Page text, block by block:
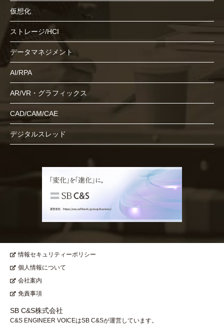
仮想化
ストレージ/HCI
データマネジメント
AI/RPA
AR/VR・グラフィックス
CAD/CAM/CAE
デジタルスレッド
情報セキュリティーポリシー
個人情報について
会社案内
免責事項
SB C&S株式会社
C&S ENGINEER VOICEはSB C&Sが運営しています。